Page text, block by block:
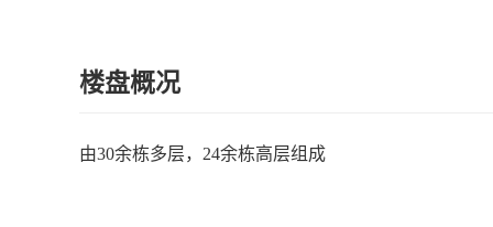
楼盘概况
由30余栋多层，24余栋高层组成